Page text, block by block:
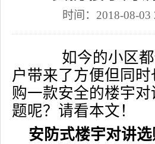
时间：2018-08-
如今的小区都
户带来了方便但同
购一款安全的楼宇
题呢？请看本文！
安防式楼宇对讲